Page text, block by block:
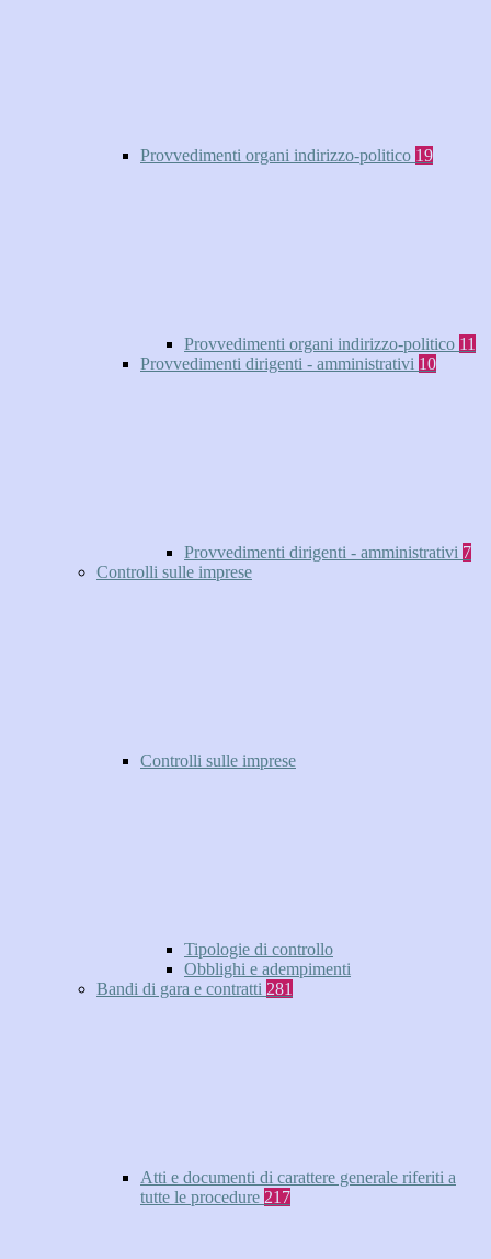
Provvedimenti organi indirizzo-politico 19
Provvedimenti organi indirizzo-politico 11
Provvedimenti dirigenti - amministrativi 10
Provvedimenti dirigenti - amministrativi 7
Controlli sulle imprese
Controlli sulle imprese
Tipologie di controllo
Obblighi e adempimenti
Bandi di gara e contratti 281
Atti e documenti di carattere generale riferiti a
tutte le procedure 217